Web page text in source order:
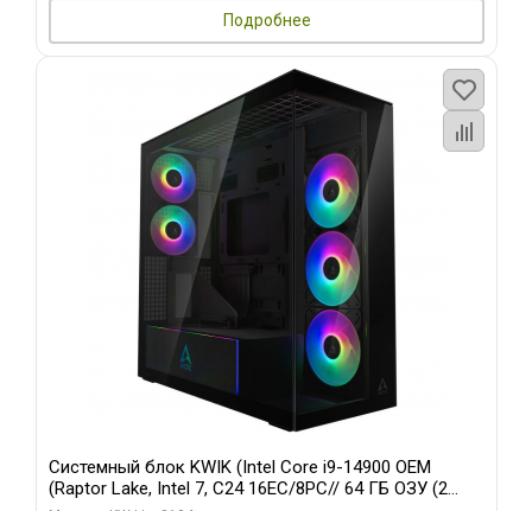
Подробнее
Системный блок KWIK (Intel Core i9-14900 OEM
(Raptor Lake, Intel 7, C24 16EC/8PC// 64 ГБ ОЗУ (2